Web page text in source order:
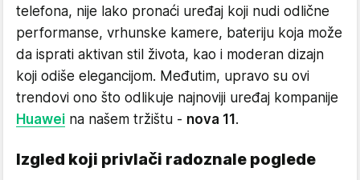
telefona, nije lako pronaći uređaj koji nudi odlične
performanse, vrhunske kamere, bateriju koja može
da isprati aktivan stil života, kao i moderan dizajn
koji odiše elegancijom. Međutim, upravo su ovi
trendovi ono što odlikuje najnoviji uređaj kompanije
Huawei na našem tržištu - nova 11.
Izgled koji privlači radoznale poglede